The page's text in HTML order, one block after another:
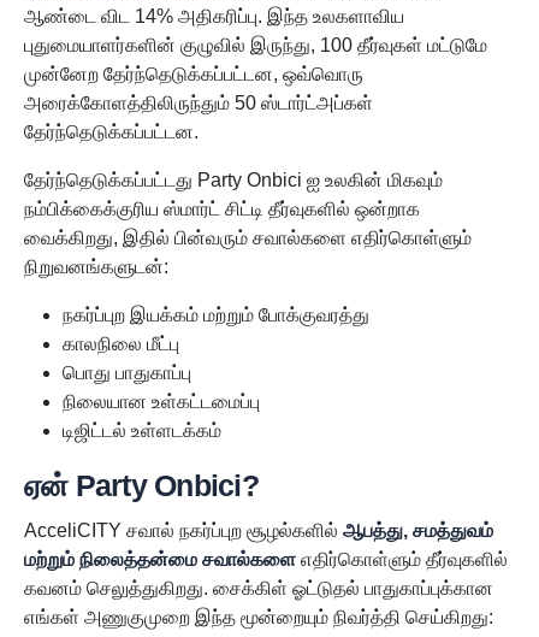
ஆண்டை விட 14% அதிகரிப்பு. இந்த உலகளாவிய
புதுமையாளர்களின் குழுவில் இருந்து, 100 தீர்வுகள் மட்டுமே
முன்னேற தேர்ந்தெடுக்கப்பட்டன, ஒவ்வொரு
அரைக்கோளத்திலிருந்தும் 50 ஸ்டார்ட்அப்கள்
தேர்ந்தெடுக்கப்பட்டன.
தேர்ந்தெடுக்கப்பட்டது Party Onbici ஐ உலகின் மிகவும்
நம்பிக்கைக்குரிய ஸ்மார்ட் சிட்டி தீர்வுகளில் ஒன்றாக
வைக்கிறது, இதில் பின்வரும் சவால்களை எதிர்கொள்ளும்
நிறுவனங்களுடன்:
நகர்ப்புற இயக்கம் மற்றும் போக்குவரத்து
காலநிலை மீட்பு
பொது பாதுகாப்பு
நிலையான உள்கட்டமைப்பு
டிஜிட்டல் உள்ளடக்கம்
ஏன் Party Onbici?
AcceliCITY சவால் நகர்ப்புற சூழல்களில் ஆபத்து, சமத்துவம்
மற்றும் நிலைத்தன்மை சவால்களை எதிர்கொள்ளும் தீர்வுகளில்
கவனம் செலுத்துகிறது. சைக்கிள் ஓட்டுதல் பாதுகாப்புக்கான
எங்கள் அணுகுமுறை இந்த மூன்றையும் நிவர்த்தி செய்கிறது: